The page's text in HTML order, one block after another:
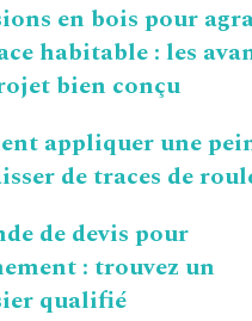
en bois pour
habitable : les
bien conçu
appliquer une
de traces de
de devis pour
: trouvez un
qualifié